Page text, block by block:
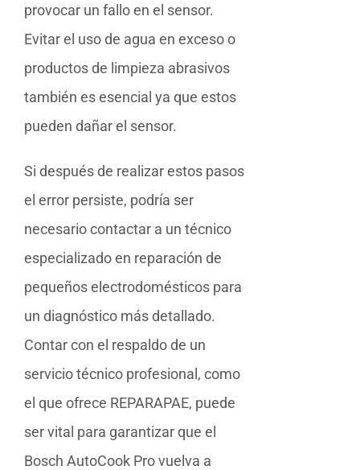
provocar un fallo en el sensor.
Evitar el uso de agua en exceso o
productos de limpieza abrasivos
también es esencial ya que estos
pueden dañar el sensor.
Si después de realizar estos pasos
el error persiste, podría ser
necesario contactar a un técnico
especializado en reparación de
pequeños electrodomésticos para
un diagnóstico más detallado.
Contar con el respaldo de un
servicio técnico profesional, como
el que ofrece REPARAPAE, puede
ser vital para garantizar que el
Bosch AutoCook Pro vuelva a